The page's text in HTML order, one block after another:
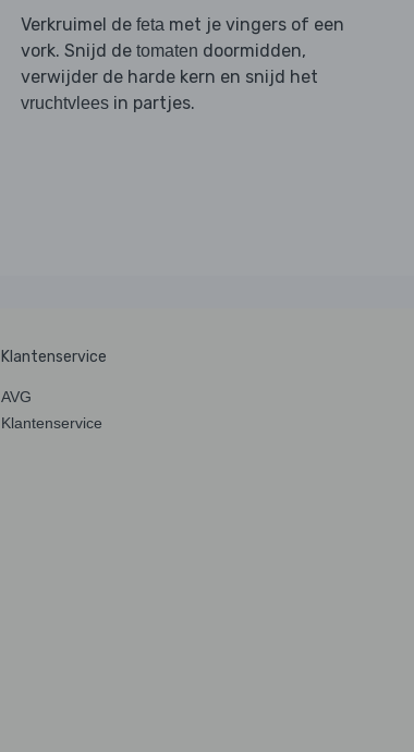
Verkruimel de feta met je vingers of een
vork. Snijd de tomaten doormidden,
verwijder de harde kern en snijd het
vruchtvleesin partjes.
Klantenservice
AVG
Klantenservice